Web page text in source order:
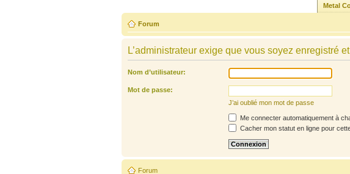
Metal
Forum
L’administrateur exige que vous soyez enregistré
Nom d’utilisateur:
Mot de passe:
J’ai oublié mon mot de passe
Me connecter automatiquement à
Cacher mon statut en ligne pour
Forum